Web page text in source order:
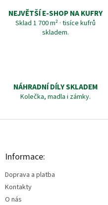
NEJVĚTŠÍ E-SHOP NA KUFRY
Sklad 1 700 m² · tisíce kufrů
skladem.
NÁHRADNÍ DÍLY SKLADEM
Kolečka, madla i zámky.
Z
Informace:
Doprava a platba
Kontakty
O nás